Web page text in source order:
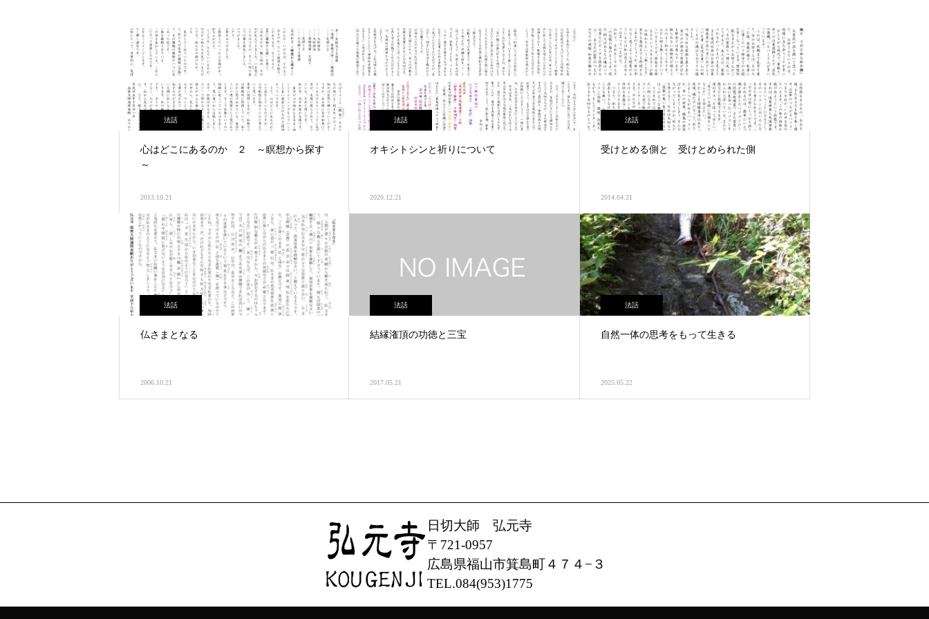
法話
心はどこにあるのか ２ ～瞑想から探す
～
2013.10.21
法話
オキシトシンと祈りについて
2020.12.21
法話
受けとめる側と 受けとめられた側
2014.04.21
法話
仏さまとなる
2006.10.21
法話
結縁潅頂の功徳と三宝
2017.05.21
法話
自然一体の思考をもって生きる
2025.05.22
日切大師 弘元寺
〒721-0957
広島県福山市箕島町４７４−３
TEL.084(953)1775